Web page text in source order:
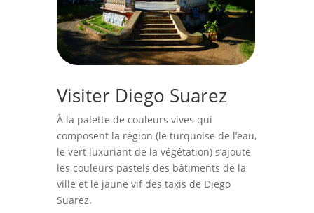
Visiter Diego Suarez
À la palette de couleurs vives qui
composent la région (le turquoise de l’eau,
le vert luxuriant de la végétation)s’ajoute
les couleurs pastels des bâtiments de la
ville et le jaune vif des taxis de Diego
Suarez.